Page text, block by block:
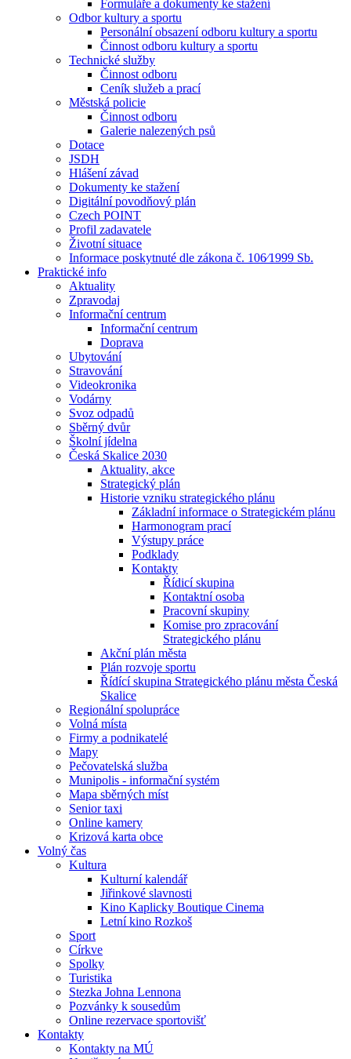
Formuláře a dokumenty ke stažení
Odbor kultury a sportu
Personální obsazení odboru kultury a sportu
Činnost odboru kultury a sportu
Technické služby
Činnost odboru
Ceník služeb a prací
Městská policie
Činnost odboru
Galerie nalezených psů
Dotace
JSDH
Hlášení závad
Dokumenty ke stažení
Digitální povodňový plán
Czech POINT
Profil zadavatele
Životní situace
Informace poskytnuté dle zákona č. 106⁄1999 Sb.
Praktické info
Aktuality
Zpravodaj
Informační centrum
Informační centrum
Doprava
Ubytování
Stravování
Videokronika
Vodárny
Svoz odpadů
Sběrný dvůr
Školní jídelna
Česká Skalice 2030
Aktuality, akce
Strategický plán
Historie vzniku strategického plánu
Základní informace o Strategickém plánu
Harmonogram prací
Výstupy práce
Podklady
Kontakty
Řídicí skupina
Kontaktní osoba
Pracovní skupiny
Komise pro zpracování
Strategického plánu
Akční plán města
Plán rozvoje sportu
Řídící skupina Strategického plánu města Česká
Skalice
Regionální spolupráce
Volná místa
Firmy a podnikatelé
Mapy
Pečovatelská služba
Munipolis - informační systém
Mapa sběrných míst
Senior taxi
Online kamery
Krizová karta obce
Volný čas
Kultura
Kulturní kalendář
Jiřinkové slavnosti
Kino Kaplicky Boutique Cinema
Letní kino Rozkoš
Sport
Církve
Spolky
Turistika
Stezka Johna Lennona
Pozvánky k sousedům
Online rezervace sportovišť
Kontakty
Kontakty na MÚ